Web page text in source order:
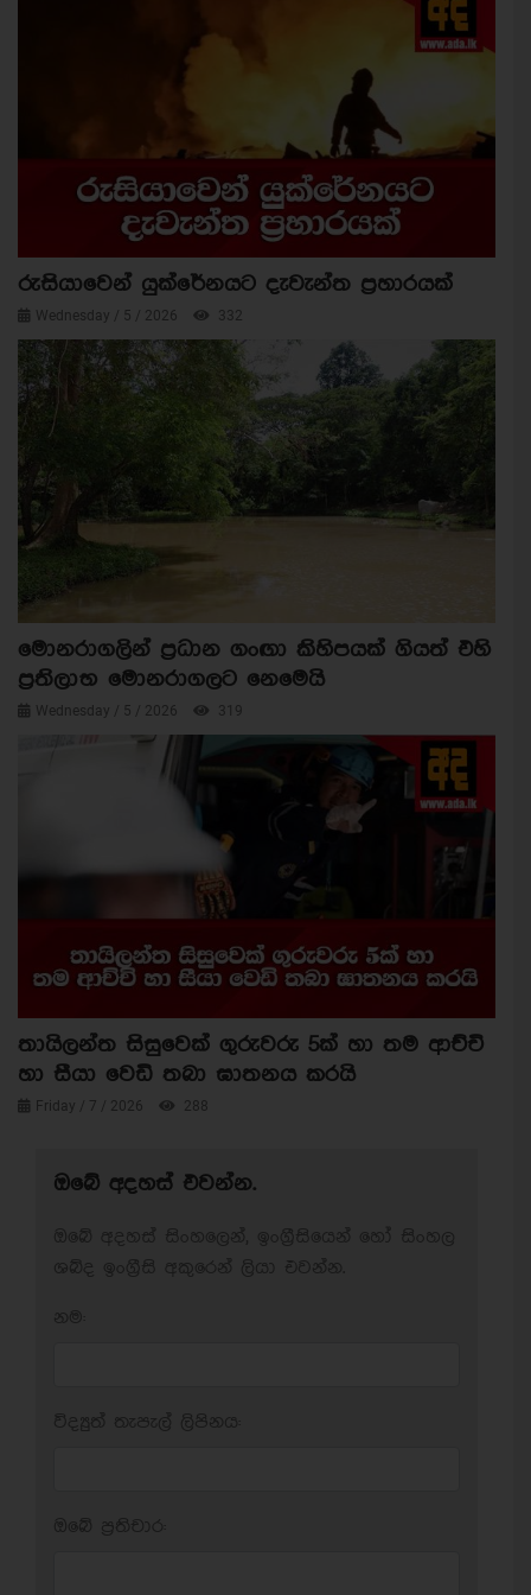
රුසියාවෙන් යුක්රේනයට දැවැන්ත ප්‍රහාරයක්
Wednesday / 5 / 2026 332
මොනරාගලින් ප්‍රධාන ගංඟා කිහිපයක් ගියත් එහි
ප්‍රතිලාභ මොනරාගලට නෙමෙයි
Wednesday / 5 / 2026 319
තායිලන්ත සිසුවෙක් ගුරුවරු 5ක් හා තම ආච්චි
හා සීයා වෙඩි තබා ඝාතනය කරයි
Friday / 7 / 2026 288
ඔබේ අදහස් එවන්න.